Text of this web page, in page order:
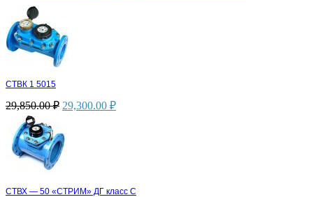
СТВК 1 5015
29,850.00₽ 29,300.00 ₽
СТВХ — 50 «СТРИМ» ДГ класс С